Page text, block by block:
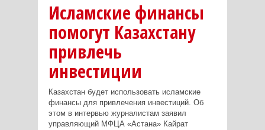
Исламские финансы
помогут Казахстану
привлечь
инвестиции
Казахстан будет использовать исламские
финансы для привлечения инвестиций. Об
этом в интервью журналистам заявил
управляющий МФЦА «Астана» Кайрат